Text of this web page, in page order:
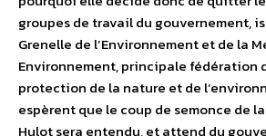
groupes de travail du gouvernement,
Grenelle de l’Environnement et de la
Environnement, principale fédération
protection de la nature et de
espèrent que le coup de semonce de
Hulot sera entendu, et attend du